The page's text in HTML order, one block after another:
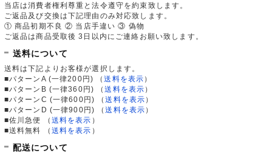
当店は消費者権利尊重と法令遵守を約束致します。
ご返品及び交換は下記理由のみ対応致します。
① 商品初期不良 ② 当店手違い ③ 偽物
ご返品は商品受取後 3日以内にご連絡お願い致します。
送料について
送料は下記よりお客様が選択します。
■パターンA (一律200円)
（送料を表示 ）
■パターンB (一律360円)
（送料を表示 ）
■パターンC (一律600円)
（送料を表示 ）
■パターンD (一律900円)
（送料を表示 ）
■佐川急便
（ 送料を表示 ）
■送料無料
（ 送料を表示 ）
配送について